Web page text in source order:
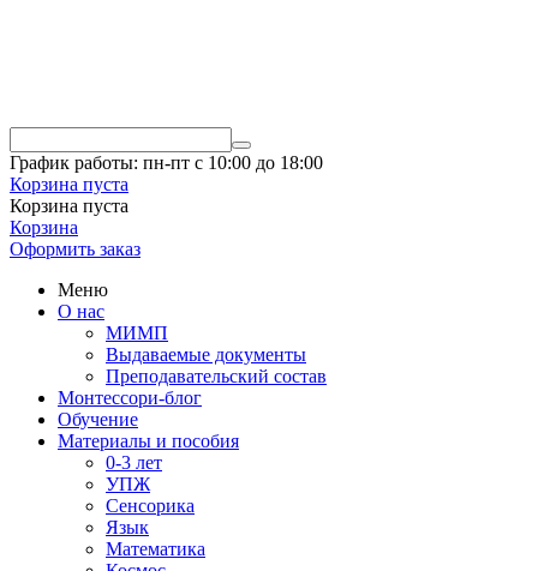
График работы: пн-пт с 10:00 до 18:00
Корзина пуста
Корзина пуста
Корзина
Оформить заказ
Меню
О нас
МИМП
Выдаваемые документы
Преподавательский состав
Монтессори-блог
Обучение
Материалы и пособия
0-3 лет
УПЖ
Сенсорика
Язык
Математика